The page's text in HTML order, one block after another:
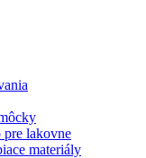
pre lakovne
materiály